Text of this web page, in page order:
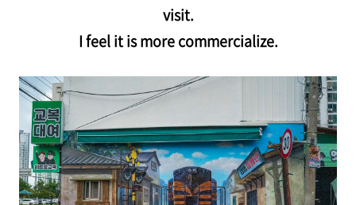
visit.
I feel it is more commercialize.